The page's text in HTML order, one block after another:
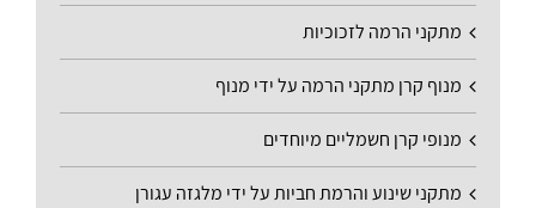
מתקני הרמה לזכוכיות
מנוף קרן מתקני הרמה על ידי מנוף
מנופי קרן חשמליים מיוחדים
מתקני שינוע והרמת חביות על ידי מלגזה עגורן